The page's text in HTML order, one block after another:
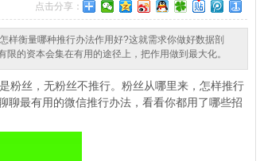
点击分享：
样衡量哪种推行办法作用好?这就需求你做好数据剖
的资本会集在有用的途径上，把作用做到最大化。
丝，无粉丝不推行。粉丝从哪里来，怎样推行
聊最有用的微信推行办法，看看你都用了哪些招